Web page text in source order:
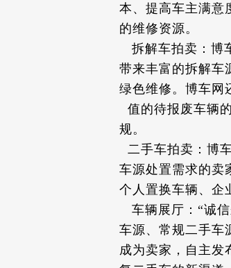
本、提高车主满意
的维修资源。
拆解车拍卖：博
带来丰富的拆解车
绿色维修。博车网
值的待报废车辆
规。
二手车拍卖：博
车源处置需求的卖
个人置换车辆、企
车辆展厅：“诚信
车源、常规二手车
成为卖家，自主发